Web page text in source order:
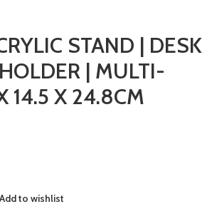
STAND | DESK
| MULTI-
14.5 X 24.8CM
Add to wishlist